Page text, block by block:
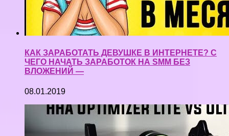
КАК ЗАРАБОТАТЬ ДЕВУШКЕ В ИНТЕРНЕТЕ? С
ЧЕГО НАЧАТЬ ЗАРАБОТОК НА SMM БЕЗ
ВЛОЖЕНИЙ —
08.01.2019